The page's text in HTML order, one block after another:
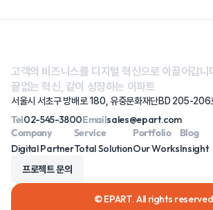
고객의 비즈니스를 디지털 혁신으로 이끌어갑니
끝없는 혁신, 같이 성장하는 이파트
서울시 서초구 방배로 180, 유중문화재단BD 205-206
Tel02-545-3800Emailsales@epart.com
Company
Digital Partner
Service
Total Solution
Portfolio
Our Works
Blog
Insight
프로젝트 문의
© EPART. All rights